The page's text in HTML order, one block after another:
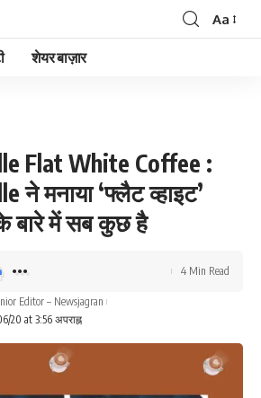
Font
Aa
शेयर बाज़ार
Flat White Coffee :
ने मनाया ‘फ्लैट व्हाइट’
बारे में सब कुछ है
20 at 3:56 अपराह्न
Editor – Newsjagran
4 Min Read